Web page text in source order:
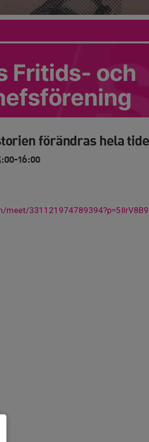
Fritids- och
förändras hela
16:00
meet/